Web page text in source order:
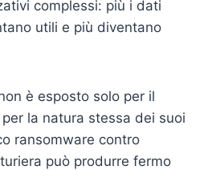
complessi: più i dati
utili e più diventano
è esposto solo per il
la natura stessa dei suoi
ransomware contro
può produrre fermo